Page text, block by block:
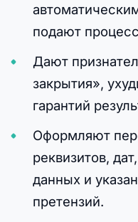
подают
Дают
закрытия»,
гарантий
Оформляют
реквизитов,
данных и
претензий.